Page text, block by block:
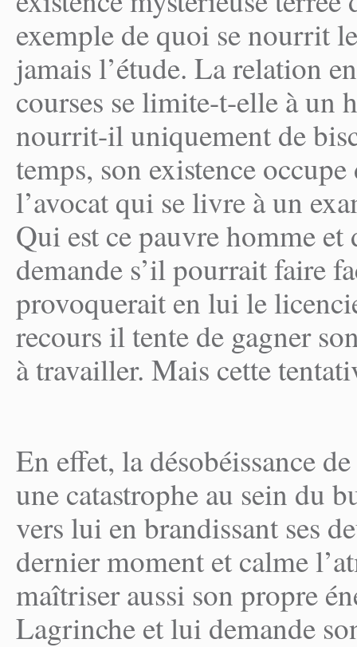
exemple de quoi se nourrit
jamais l’étude. La relation
courses se limite-t-elle à un
nourrit-il uniquement de
temps, son existence
l’avocat qui se livre à un
Qui est ce pauvre homme et
demande s’il pourrait faire
provoquerait en lui le
recours il tente de gagner
à travailler. Mais cette
En effet, la désobéissance
une catastrophe au sein du
vers lui en brandissant ses
dernier moment et calme
maîtriser aussi son propre
Lagrinche et lui demande